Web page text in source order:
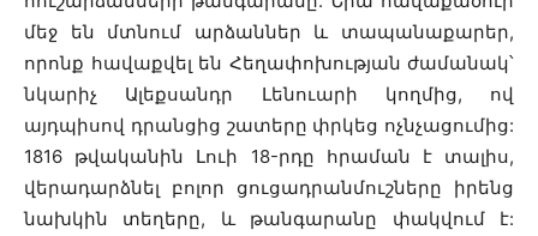
մեջ են մտնում արձաններ և տապանաքարեր,
որոնք հավաքվել են Հեղափոխության ժամանակ՝
նկարիչ Ալեքսանդր Լենուարի կողմից, ով
այդպիսով դրանցից շատերը փրկեց ոչնչացումից:
1816 թվականին Լուի 18-րդը հրաման է տալիս,
վերադարձնել բոլոր ցուցադրանմուշները իրենց
նախկին տեղերը, և թանգարանը փակվում է: